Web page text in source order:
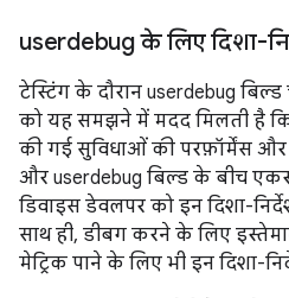
userdebug के लिए दिशा-
टेस्टिंग के दौरान userdebug
को यह समझने में मदद मिलती है
की गई सुविधाओं की परफ़ॉर्मेंस और
और userdebug बिल्ड के बीच
डिवाइस डेवलपर को इन दिशा-
साथ ही, डीबग करने के लिए
मेट्रिक पाने के लिए भी इन दिशा-